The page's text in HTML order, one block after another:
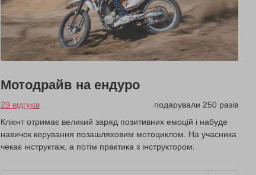
Мотодрайв на ендуро
29 відгуків
подарували 250 разів
Клієнт отримає великий заряд позитивних емоцій і набуде
навичок керування позашляховим мотоциклом. На учасника
чекає інструктаж, а потім практика з інструктором.